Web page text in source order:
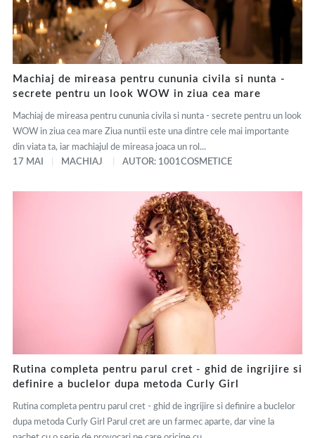
Machiaj de mireasa pentru cununia civila si nunta -
secrete pentru un look WOW in ziua cea mare
Machiaj de mireasa pentru cununia civila si nunta - secrete pentru un look
WOW in ziua cea mare Ziua nuntii este una dintre cele mai importante
din viata ta, iar machiajul de mireasa joaca un rol...
17 MAI
MACHIAJ AUTOR: 1001COSMETICE
Rutina completa pentru parul cret - ghid de ingrijire si
definire a buclelor dupa metoda Curly Girl
Rutina completa pentru parul cret - ghid de ingrijire si definire a buclelor
dupa metoda Curly Girl Parul cret are un farmec aparte, dar vine la